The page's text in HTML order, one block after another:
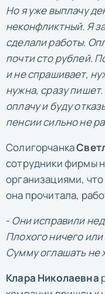
Но я уже выплачу
неконфликтный. Я
сделали работы.
почти сто рублей.
и не спрашивает,
нужна, сразу
оплачу и буду
пенсии сильно не
Солигорчанка
сотрудники фирмы
организациями,
она прочитала,
- Они исправили
Плохого ничего
Сумму оглашать не
Клара Николаевна